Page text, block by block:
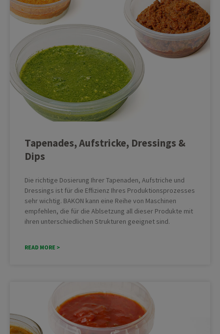
Tapenades, Aufstricke, Dressings &
Dips
Die richtige Dosierung Ihrer Tapenaden, Aufstriche und
Dressings ist für die Effizienz Ihres Produktionsprozesses
sehr wichtig. BAKON kann eine Reihe von Maschinen
empfehlen, die für die Ablsetzung all dieser Produkte mit
ihren unterschiedlichen Strukturen geeignet sind.
READ MORE >